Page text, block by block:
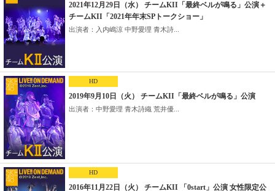
2021年12月29日（水） チームKII「最終ベルが鳴る」公演＋
チームKII「2021年年末SPトークショー」
出演者：入内嶋涼 中野愛理 青木詩...
HD
2019年9月10日（火） チームKII「最終ベルが鳴る」公演
出演者：中野愛理 青木詩織 荒井優...
HD
2016年11月22日（火） チームKII 「0start」公演 女性限定公